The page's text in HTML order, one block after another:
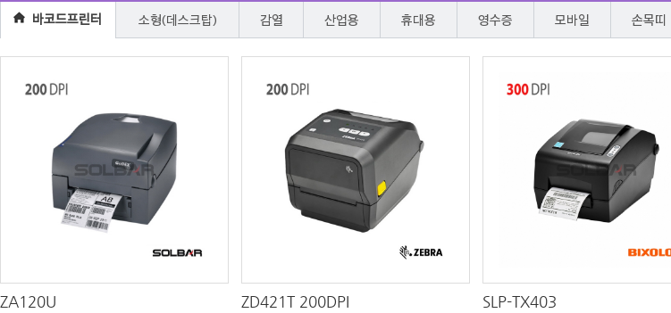
바코드프린터 소형(데스크탑) 감열 산업용 휴대용 영수증 모바일 손목띠
ZA120U ZD421T 200DPI SLP-TX403